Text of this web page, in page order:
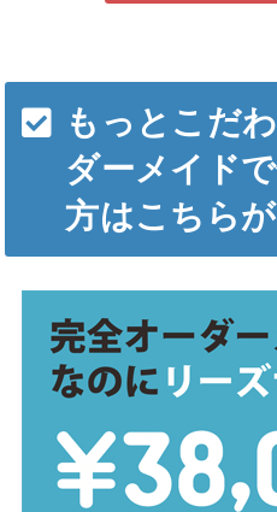
もっとこだ
ダーメイド
方はこちら